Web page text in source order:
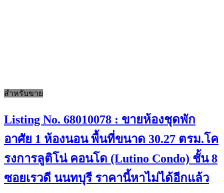
สำหรับขาย
Listing No. 68010078 : ขายห้องชุดพัก
อาศัย 1 ห้องนอน พื้นที่ขนาด 30.27 ตรม.โค
รงการลูติโน่ คอนโด (Lutino Condo) ชั้น 8
ซอยเรวดี นนทบุรี ราคานี้หาไม่ได้อีกแล้ว